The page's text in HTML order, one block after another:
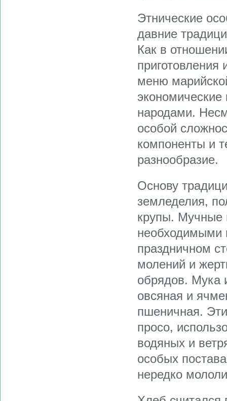
Этнические
давние
Как в
меню
экономические
народами.
особой
компоненты и
разнообразие.
Основу
земледелия,
крупы. Мучные
необходимыми
праздничном
молений и
обрядов. Мука
овсяная и
пшеничная.
просо,
водяных и
особых
нередко